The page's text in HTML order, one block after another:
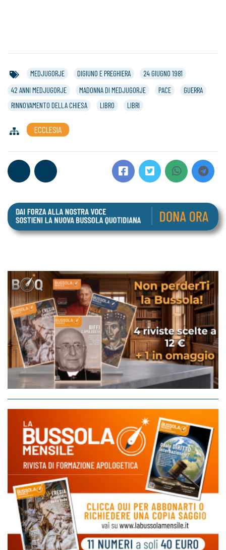
MEDJUGORJE DIGIUNO E PREGHIERA
24 GIUGNO 1981
42 ANNI MEDJUGORJE
MADONNA DI MEDJUGORJE PACE
GUERRA
RINNOVAMENTO DELLA CHIESA
LIBRO LIBRI
ECCLESIA